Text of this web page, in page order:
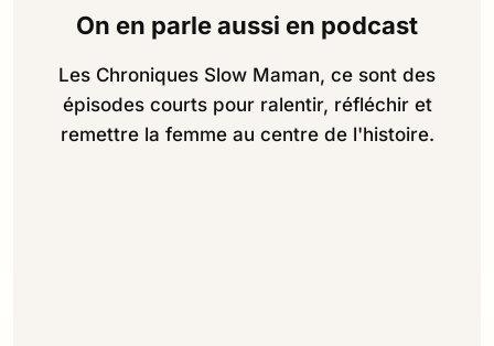
On en parle aussi en podcast
Les Chroniques Slow Maman, ce sont des
épisodes courts pour ralentir, réfléchir et
remettre la femme au centre de l'histoire.